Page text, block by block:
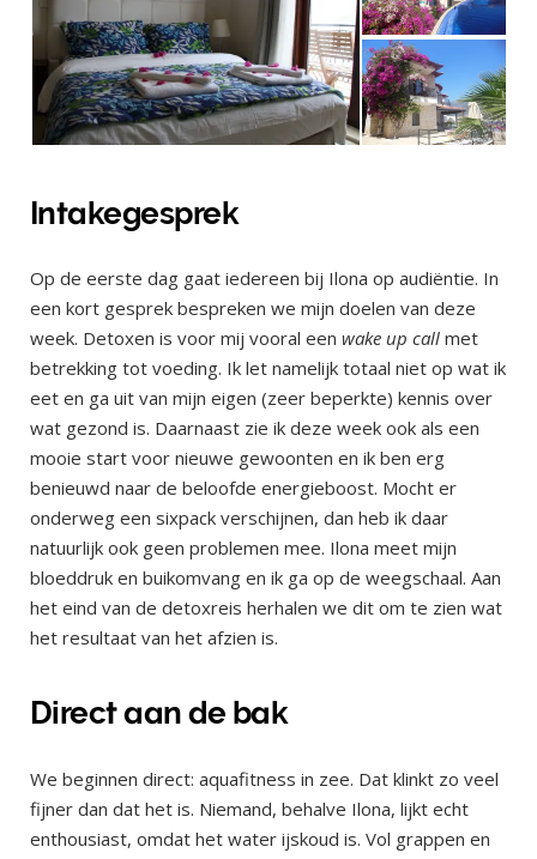
Intakegesprek
Op de eerste dag gaat iedereen bij Ilona op audiëntie. In
een kort gesprek bespreken we mijn doelen van deze
week. Detoxen is voor mij vooral een wake up call met
betrekking tot voeding. Ik let namelijk totaal niet op wat ik
eet en ga uit van mijn eigen (zeer beperkte) kennis over
wat gezond is. Daarnaast zie ik deze week ook als een
mooie start voor nieuwe gewoonten en ik ben erg
benieuwd naar de beloofde energieboost. Mocht er
onderweg een sixpack verschijnen, dan heb ik daar
natuurlijk ook geen problemen mee. Ilona meet mijn
bloeddruk en buikomvang en ik ga op de weegschaal. Aan
het eind van de detoxreis herhalen we dit om te zien wat
het resultaat van het afzien is.
Direct aan de bak
We beginnen direct: aquafitness in zee. Dat klinkt zo veel
fijner dan dat het is. Niemand, behalve Ilona, lijkt echt
enthousiast, omdat het water ijskoud is. Vol grappen en